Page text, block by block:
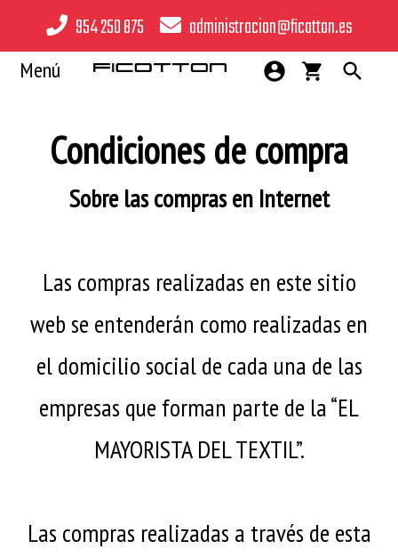
Mujer
Hombre
Hogar
Infantil y Teen
Ropa de trabajo
Marcas
954 250 875 administracion@ficotton.es
Menú
Condiciones de compra
Sobre las compras en Internet
Las compras realizadas en este sitio
web se entenderán como realizadas en
el domicilio social de cada una de las
empresas que forman parte de la “EL
MAYORISTA DEL TEXTIL”.
Las compras realizadas a través de esta